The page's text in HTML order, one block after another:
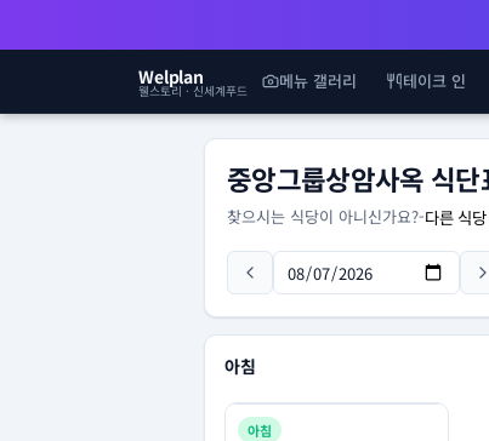
Welplan
웰스토리 · 신세계푸드 메뉴 갤러리 테이크 인
중앙그룹상암사옥 식단
찾으시는 식당이 아니신가요?-다른 식
아침
아침